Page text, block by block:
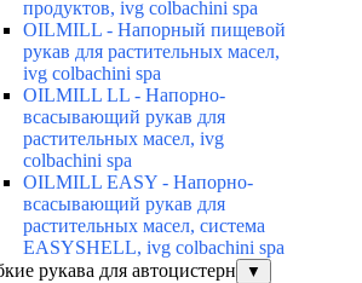
продуктов, ivg colbachini spa
OILMILL - Напорный пищевой
рукав для растительных масел,
ivg colbachini spa
OILMILL LL - Напорно-
всасывающий рукав для
растительных масел, ivg
colbachini spa
OILMILL EASY - Напорно-
всасывающий рукав для
растительных масел, система
EASYSHELL, ivg colbachini spa
рукава для автоцистерн
▼